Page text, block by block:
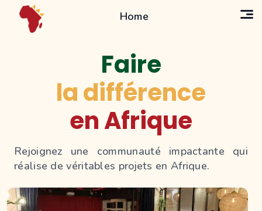
Home
Faire
la différence
en Afrique
Rejoignez une communauté impactante qui
réalise de véritables projets en Afrique.